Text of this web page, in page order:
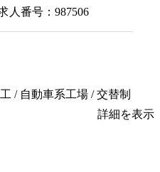
人番号：987506
/ 自動車系工場 / 交替制
詳細を表示